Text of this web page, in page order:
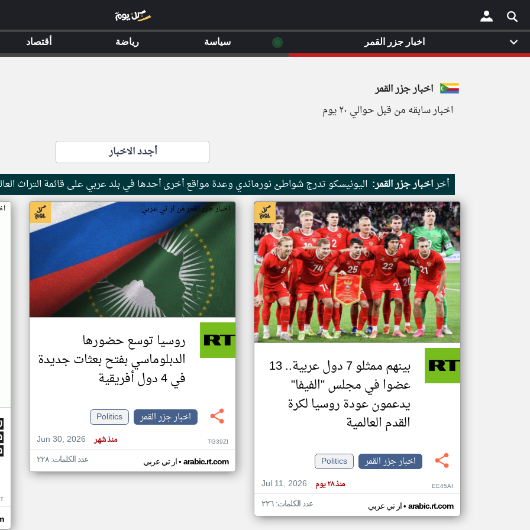
×
اخبار جزر القمر
اخبار سابقه من قبل حوالي ٢٠ يوم
أجدد الاخبار
أخراخبار جزر القمر: اليونيسكو تدرج شواطئ نورماندي وعدة مواقع أخرى أحدها في بلد عربي على قائمة التراث
اخبار جزر القمر من ار تي عربي
بينهم ممثلو 7 دول عربية.. 13
عضوا في مجلس "الفيفا"
يدعمون عودة روسيا لكرة
القدم العالمية
اخبار جزر القمر
Politics
Jul 11, 2026
منذ ٢٨ يوم EE45AI
ار تي عربي• arabic.rt.com عدد الكلمات: ٢٢٦
اخبار جزر القمر من ار تي عربي
روسيا توسع حضورها
الدبلوماسي بفتح بعثات جديدة
في 4 دول أفريقية
اخبار جزر القمر
Politics
Jun 30, 2026
منذ شهر TG39ZI
ار تي عربي• arabic.rt.com عدد الكلمات: ٢٢٨
اخبار جزر القمر ◉ سياسة رياضة أقتصاد